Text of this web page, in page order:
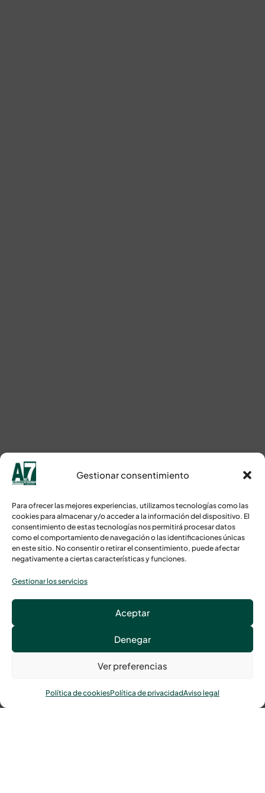
Gestionar consentimiento
Para ofrecer las mejores experiencias, utilizamos tecnologías como las
cookies para almacenar y/o acceder a la información del dispositivo. El
consentimiento de estas tecnologías nos permitirá procesar datos
como el comportamiento de navegación o las identificaciones únicas
en este sitio. No consentir o retirar el consentimiento, puede afectar
negativamente a ciertas características y funciones.
Gestionar los servicios
Aceptar
Denegar
Ver preferencias
Política de cookiesPolítica de privacidadAviso legal